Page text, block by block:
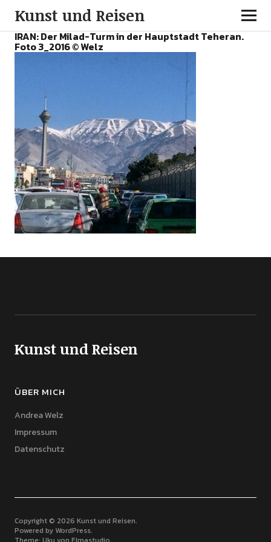
Kunst und Reisen
IRAN: Der Milad-Turm in der Hauptstadt Teheran.
Foto 3_2016 © Welz
Kunst und Reisen
ÜBER MICH
Andrea Welz
Impressum
Datenschutz
Copyright © 2026 Kunst und Reisen
Powered by WordPress